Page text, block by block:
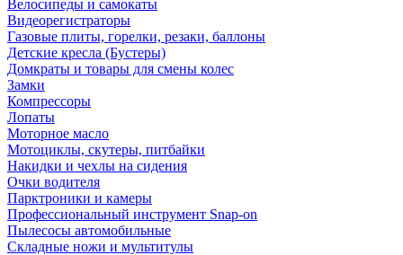
Велосипеды и самокаты
Видеорегистраторы
Газовые плиты, горелки, резаки, баллоны
Детские кресла (Бустеры)
Домкраты и товары для смены колес
Замки
Компрессоры
Лопаты
Моторное масло
Мотоциклы, скутеры, питбайки
Накидки и чехлы на сидения
Очки водителя
Парктроники и камеры
Профессиональный инструмент Snap-on
Пылесосы автомобильные
Складные ножи и мультитулы